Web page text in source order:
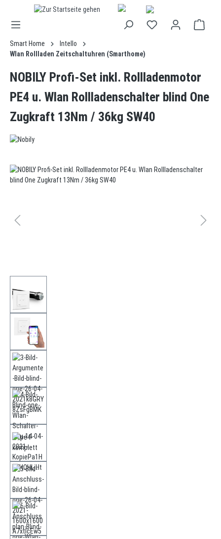
springen
Smart Home
Intello
Wlan Rollladen Zeitschaltuhren (Smarthome)
NOBILY Profi-Set inkl. Rollladenmotor
PE4 u. Wlan Rollladenschalter blind One
Zugkraft 13Nm / 36kg SW40
Bildergalerie überspringen